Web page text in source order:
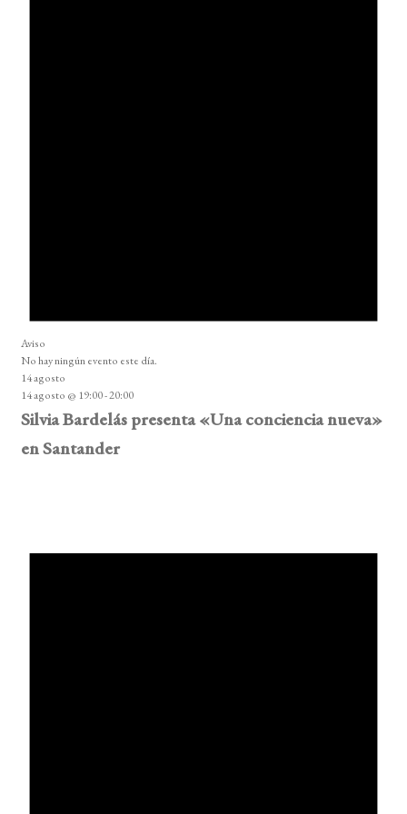
Aviso
No hay ningún evento este día.
14 agosto
14 agosto @ 19:00-20:00
Silvia Bardelás presenta «Una conciencia nueva»
en Santander